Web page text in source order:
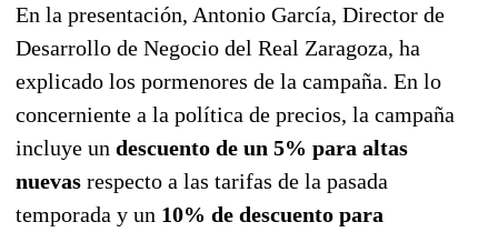
En la presentación, Antonio García, Director de
Desarrollo de Negocio del Real Zaragoza, ha
explicado los pormenores de la campaña. En lo
concerniente a la política de precios, la campaña
incluye un descuento de un 5% para altas
nuevas respecto a las tarifas de la pasada
temporada y un 10% de descuento para